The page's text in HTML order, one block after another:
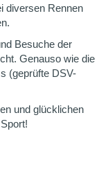
diversen Rennen
Besuche der
Genauso wie die
(geprüfte DSV-
und glücklichen